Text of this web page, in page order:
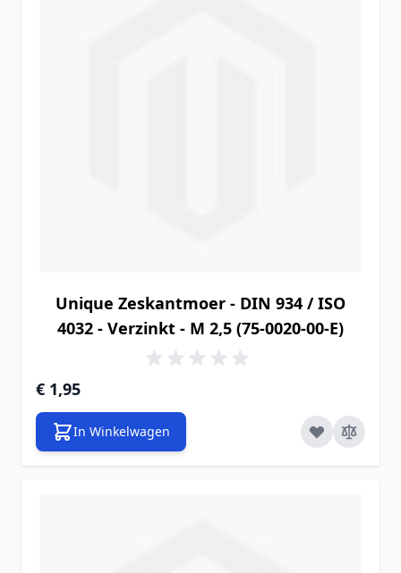
Unique Zeskantmoer - DIN 934 / ISO
4032 - Verzinkt - M 2,5 (75-0020-00-E)
€ 1,95
In Winkelwagen